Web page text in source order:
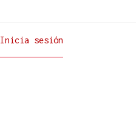
Inicia sesión